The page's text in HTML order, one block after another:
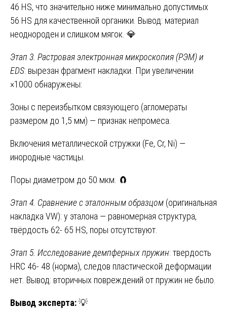
46 HS, что значительно ниже минимально допустимых
56 HS для качественной органики. Вывод: материал
неоднороден и слишком мягок. 💎
Этап 3. Растровая электронная микроскопия (РЭМ) и
EDS: вырезан фрагмент накладки. При увеличении
×1000 обнаружены:
Зоны с переизбытком связующего (агломераты
размером до 1,5 мм) — признак непромеса.
Включения металлической стружки (Fe, Cr, Ni) —
инородные частицы.
Поры диаметром до 50 мкм. 🧲
Этап 4. Сравнение с эталонным образцом (оригинальная
накладка VW): у эталона — равномерная структура,
твёрдость 62- 65 HS, поры отсутствуют.
Этап 5. Исследование демпферных пружин: твердость
HRC 46- 48 (норма), следов пластической деформации
нет. Вывод: вторичных повреждений от пружин не было.
Вывод эксперта:💡